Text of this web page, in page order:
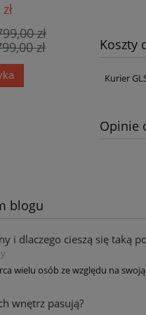
zł
zł Koszty
Kurier
Opinie
blogu
i dlaczego cieszą się taką
wielu osób ze względu na
wnętrz pasują?